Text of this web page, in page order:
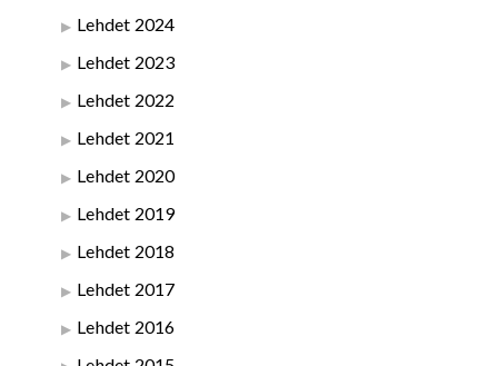
Lehdet 2024
Lehdet 2023
Lehdet 2022
Lehdet 2021
Lehdet 2020
Lehdet 2019
Lehdet 2018
Lehdet 2017
Lehdet 2016